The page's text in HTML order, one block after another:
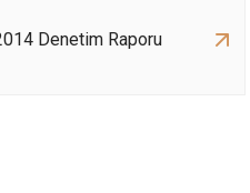
Denetim Raporu